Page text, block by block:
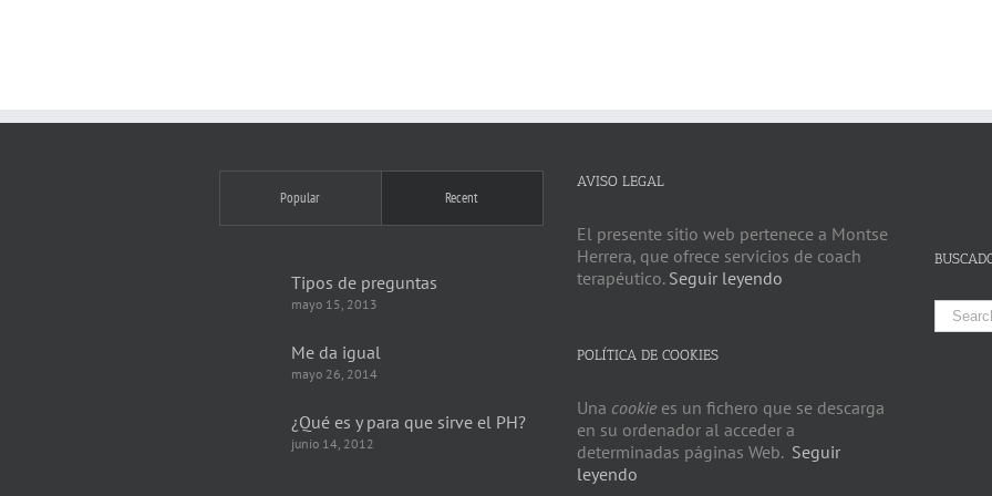
Popular Recent
Tipos de preguntas
mayo 15, 2013
Me da igual
mayo 26, 2014
¿Qué es y para que sirve el PH?
junio 14, 2012
AVISO LEGAL
El presente sitio web pertenece a Montse
Herrera, que ofrece servicios de coach
terapéutico. Seguir leyendo
POLÍTICA DE COOKIES
Una cookie es un fichero que se descarga
en su ordenador al acceder a
determinadas páginas Web. Seguir
leyendo
Search
for: